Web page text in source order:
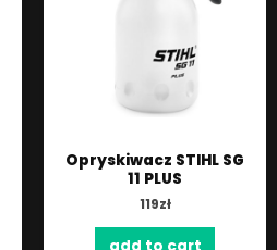
Opryskiwacz STIHL SG
11 PLUS
119zł